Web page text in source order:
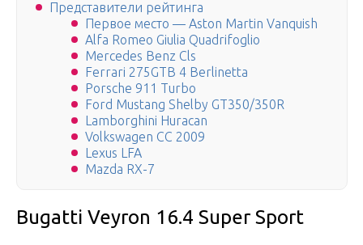
Представители рейтинга
Первое место — Aston Martin Vanquish
Alfa Romeo Giulia Quadrifoglio
Mercedes Benz Cls
Ferrari 275GTB 4 Berlinetta
Porsche 911 Turbo
Ford Mustang Shelby GT350/350R
Lamborghini Huracan
Volkswagen CC 2009
Lexus LFA
Mazda RX-7
Bugatti Veyron 16.4 Super Sport